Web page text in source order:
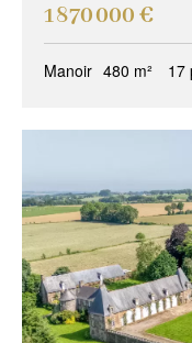
1 870 000 €
Manoir 480 m² 17